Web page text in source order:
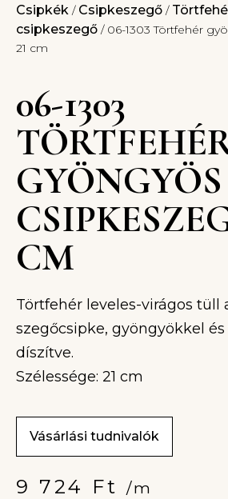
Csipkék / Csipkeszegő /
csipkeszegő / 06-1303 Törtfehér
21 cm
06-1303
GYÖNGYÖS
CM
Törtfehér leveles-virágos tüll
szegőcsipke, gyöngyökkel és
díszítve.
Szélessége: 21 cm
Vásárlási tudnivalók
9 724 Ft /m